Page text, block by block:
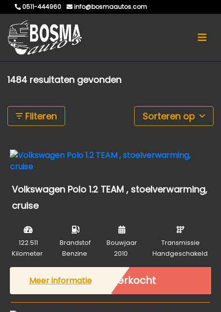
0511-444960 info@bosmaautos.com
1484 resultaten gevonden
Filteren Sorteren op
Volkswagen Polo 1.2 TEAM , stoelverwarming,
cruise
122.511
Kilometer
Brandstof
Benzine
Bouwjaar
2010
Transmissie
Handgeschakeld
Meer informatie Verkocht